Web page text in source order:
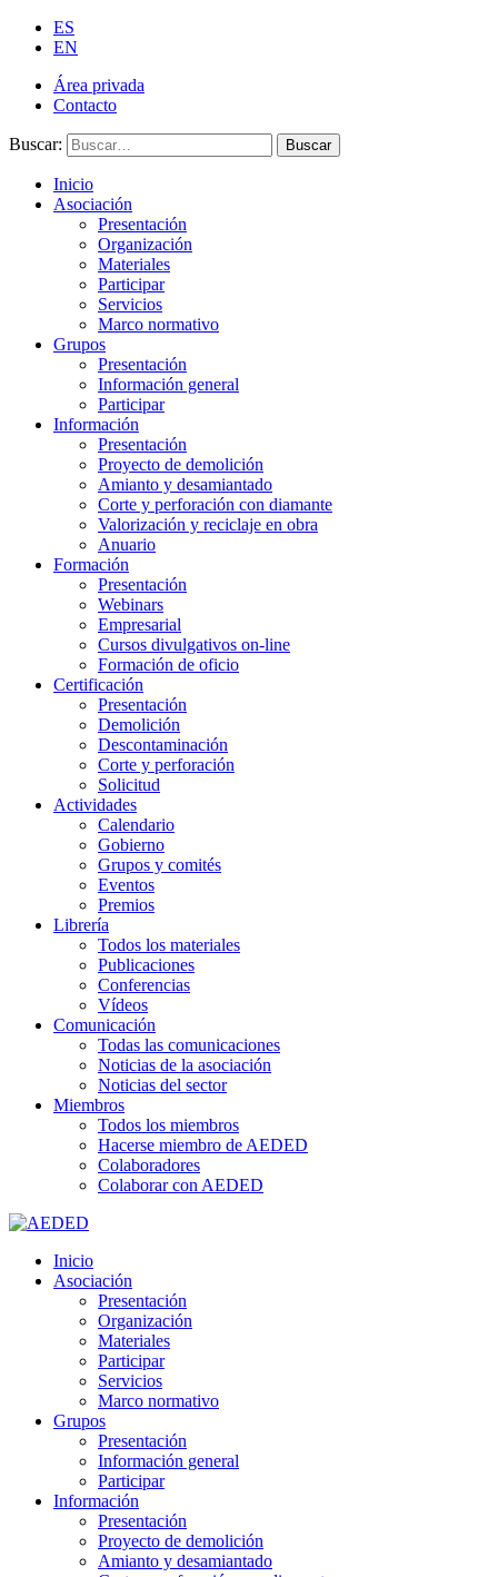
ES
EN
Área privada
Contacto
Buscar: Buscar
Inicio
Asociación
Presentación
Organización
Materiales
Participar
Servicios
Marco normativo
Grupos
Presentación
Información general
Participar
Información
Presentación
Proyecto de demolición
Amianto y desamiantado
Corte y perforación con diamante
Valorización y reciclaje en obra
Anuario
Formación
Presentación
Webinars
Empresarial
Cursos divulgativos on-line
Formación de oficio
Certificación
Presentación
Demolición
Descontaminación
Corte y perforación
Solicitud
Actividades
Calendario
Gobierno
Grupos y comités
Eventos
Premios
Librería
Todos los materiales
Publicaciones
Conferencias
Vídeos
Comunicación
Todas las comunicaciones
Noticias de la asociación
Noticias del sector
Miembros
Todos los miembros
Hacerse miembro de AEDED
Colaboradores
Colaborar con AEDED
Inicio
Asociación
Presentación
Organización
Materiales
Participar
Servicios
Marco normativo
Grupos
Presentación
Información general
Participar
Información
Presentación
Proyecto de demolición
Amianto y desamiantado